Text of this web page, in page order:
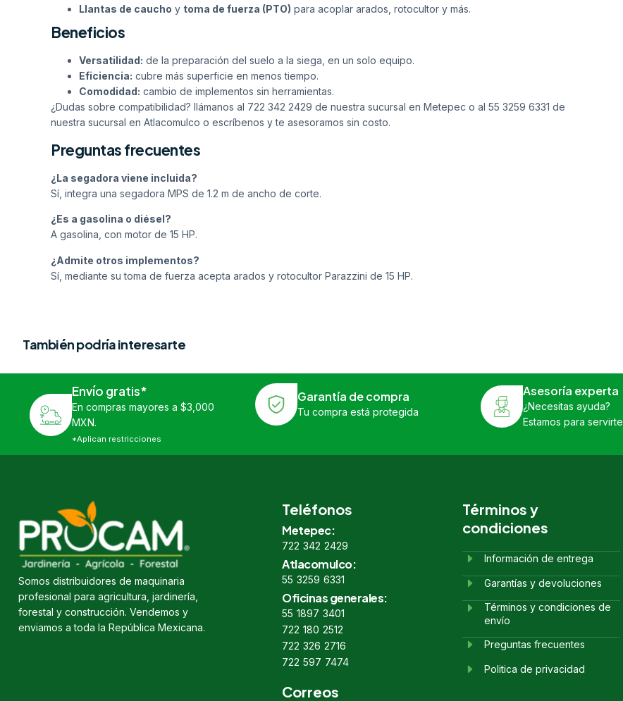
Llantas de caucho y toma de fuerza (PTO) para acoplar arados, rotocultor y más.
Beneficios
Versatilidad: de la preparación del suelo a la siega, en un solo equipo.
Eficiencia: cubre más superficie en menos tiempo.
Comodidad: cambio de implementos sin herramientas.
¿Dudas sobre compatibilidad? llámanos al 722 342 2429 de nuestra sucursal en Metepec o al 55 3259 6331 de
nuestra sucursal en Atlacomulco o escríbenos y te asesoramos sin costo.
Preguntas frecuentes
¿La segadora viene incluida?
Sí, integra una segadora MPS de 1.2 m de ancho de corte.
¿Es a gasolina o diésel?
A gasolina, con motor de 15 HP.
¿Admite otros implementos?
Sí, mediante su toma de fuerza acepta arados y rotocultor Parazzini de 15 HP.
También podría interesarte
Envío gratis*
En compras mayores a $3,000
MXN.
*Aplican restricciones
Garantía de compra
Tu compra está protegida
Asesoría experta
¿Necesitas ayuda?
Estamos para servirte
Somos distribuidores de maquinaria
profesional para agricultura, jardinería,
forestal y construcción. Vendemos y
enviamos a toda la República Mexicana.
Teléfonos
Metepec:
722 342 2429
Atlacomulco:
55 3259 6331
Oficinas generales:
55 1897 3401
722 180 2512
722 326 2716
722 597 7474
Correos
Términos y
condiciones
Información de entrega
Garantías y devoluciones
Términos y condiciones de
envío
Preguntas frecuentes
Politica de privacidad